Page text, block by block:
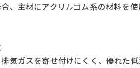
、主材にアクリルゴム系の材料を
気ガスを寄せ付けにくく、優れた低